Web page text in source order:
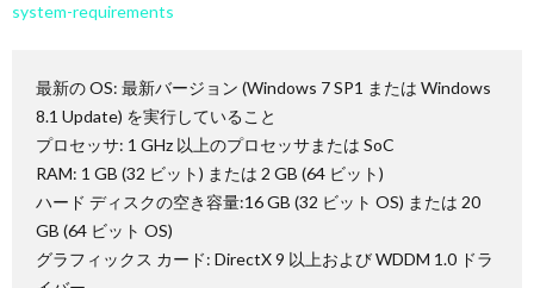
system-requirements
最新の OS: 最新バージョン (Windows 7 SP1 または Windows
8.1 Update) を実行していること
プロセッサ: 1 GHz 以上のプロセッサまたは SoC
RAM: 1 GB (32 ビット) または 2 GB (64 ビット)
ハード ディスクの空き容量:16 GB (32 ビット OS) または 20
GB (64 ビット OS)
グラフィックス カード: DirectX 9 以上および WDDM 1.0 ドラ